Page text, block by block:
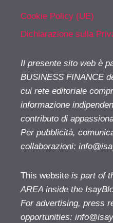
Cookie Policy (UE)
Dichiarazione sulla
Il presente sito web è
BUSINESS FINANCE
cui rete editoriale
informazione
contributo di
Per pubblicità,
collaborazioni:
This website is part of
AREA inside the
For advertising, press
opportunities: